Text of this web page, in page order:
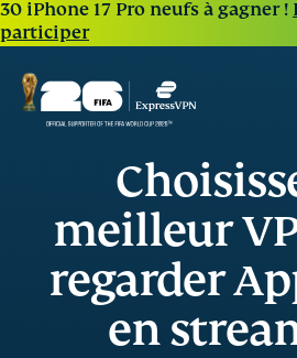
30 iPhone 17 Pro neufs à gagner !
participer
meilleur
regarder
en